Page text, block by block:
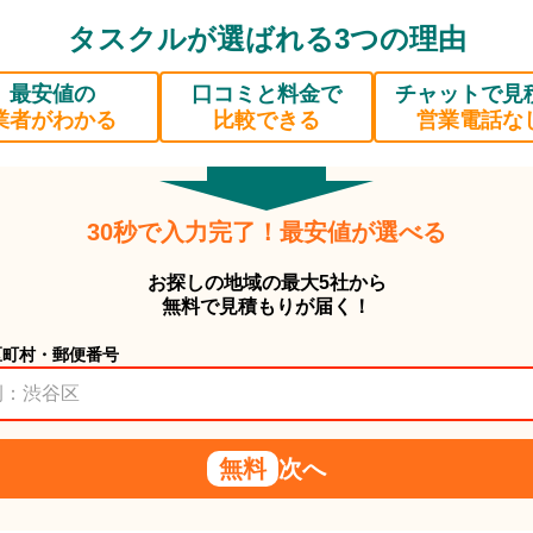
タスクルが選ばれる3つの理由
最安値の
者がわかる
口コミと料金で
比較できる
チャットで見
営業電話な
30秒で入力完了！最安値が選べる
お探しの地域の最大5社から
無料で見積もりが届く！
村・郵便番号
無料 次へ